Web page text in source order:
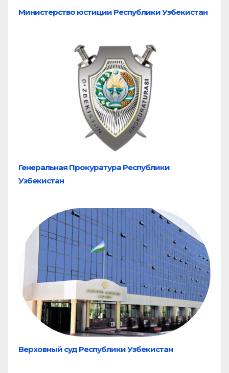
Министерство юстиции Республики Узбекистан
Генеральная Прокуратура Республики
Узбекистан
Верховный суд Республики Узбекистан